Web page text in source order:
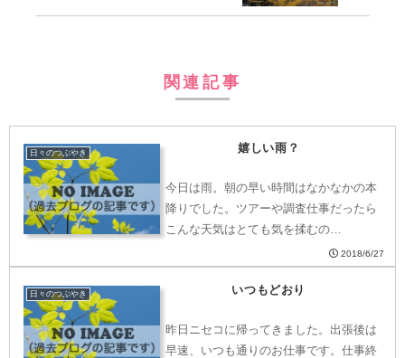
関連記事
日々のつぶやき 嬉しい雨？
今日は雨。朝の早い時間はなかなかの本
降りでした。ツアーや調査仕事だったら
こんな天気はとても気を揉むの…
2018/6/27
日々のつぶやき いつもどおり
昨日ニセコに帰ってきました。出張後は
早速、いつも通りのお仕事です。仕事終